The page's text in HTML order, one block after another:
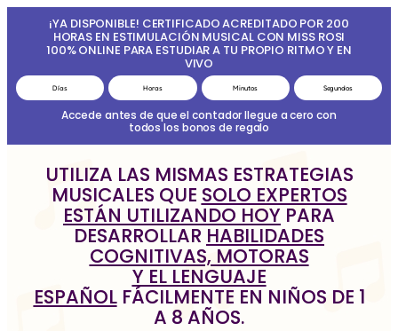
¡YA DISPONIBLE! CERTIFICADO ACREDITADO POR 200
HORAS EN ESTIMULACIÓN MUSICAL CON MISS ROSI
100% ONLINE PARA ESTUDIAR A TU PROPIO RITMO Y EN
VIVO
Días Horas Minutos Segundos
Accede antes de que el contador llegue a cero con
todos los bonos de regalo
UTILIZA LAS MISMAS ESTRATEGIAS
MUSICALES QUE SOLO EXPERTOS
ESTÁN UTILIZANDO HOY PARA
DESARROLLAR HABILIDADES
COGNITIVAS, MOTORAS
Y EL LENGUAJE
ESPAÑOLFÁCILMENTE EN NIÑOS DE 1
A 8 AÑOS.